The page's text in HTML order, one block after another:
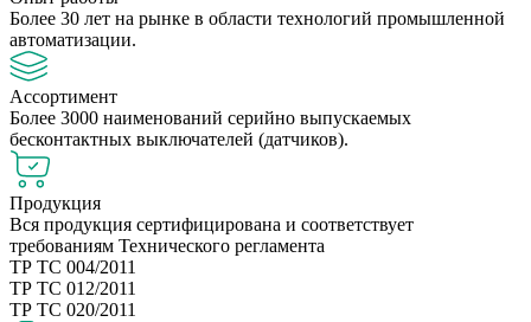
Более 30 лет на рынке в области технологий промышленной
автоматизации.
Ассортимент
Более 3000 наименований серийно выпускаемых
бесконтактных выключателей (датчиков).
Продукция
Вся продукция сертифицирована и соответствует
требованиям Технического регламента
ТР ТС 004/2011
ТР ТС 012/2011
ТР ТС 020/2011